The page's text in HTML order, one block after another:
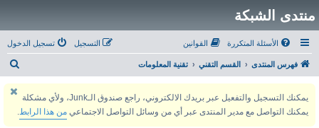
منتدى الشبكة
الأسئلة المتكررة القوانين تسجيل الدخول التسجيل
فهرس المنتدى القسم التقني تقنية المعلومات
يمكنك التسجيل والتفعيل عبر بريدك الالكتروني، راجع صندوق الـJunk، ولأي مشكلة
يمكنك التواصل مع مدير المنتدى عبر أي من وسائل التواصل الاجتماعي من هذا الرابط.